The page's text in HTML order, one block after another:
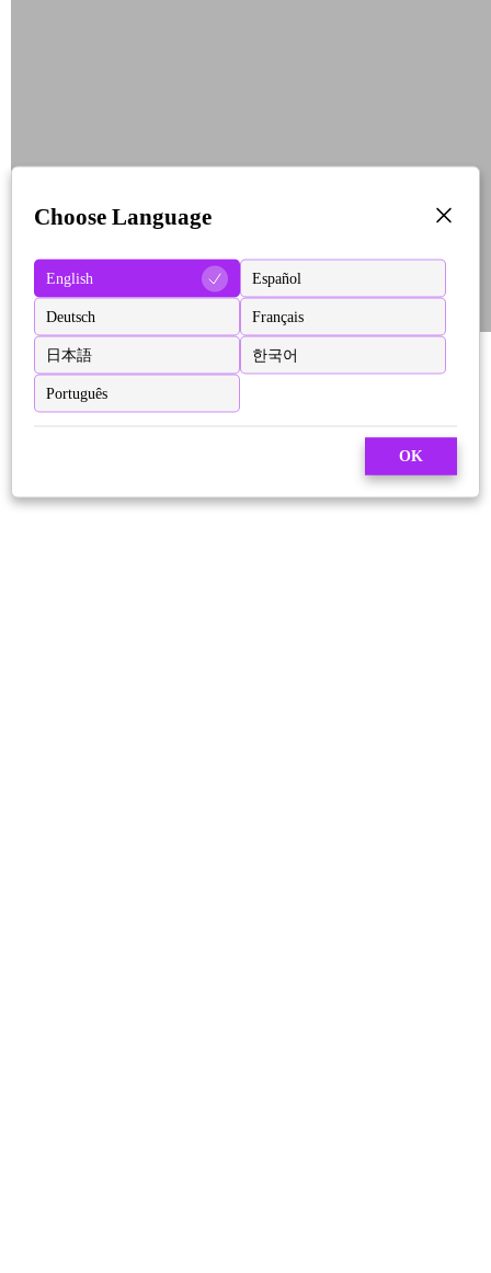
Choose Language
English Español
Deutsch Français
日本語 한국어
Português
OK